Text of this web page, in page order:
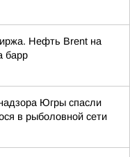
Нефть Brent на
барр
Югры спасли
в рыболовной сети